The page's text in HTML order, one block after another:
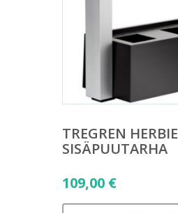
TREGREN HERBIE
SISÄPUUTARHA
109,00 €